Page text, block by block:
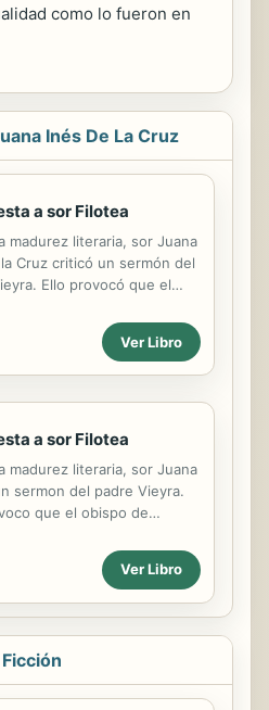
como lo fueron en
Inés De La Cruz
a sor Filotea
madurez literaria, sor Juana
Cruz criticó un sermón del
Ello provocó que el
Cruz, le pidiera que
la literatura y se
por entero a la religión. Sor
Ver Libro
a sor Filotea
madurez literaria, sor Juana
sermon del padre Vieyra.
que el obispo de
pidiera que abandonase la
y se dedicase por entero a
Sor Juana se defendio
aguda respuesta. In the
a sermon given by
That critique provoked
Ver Libro